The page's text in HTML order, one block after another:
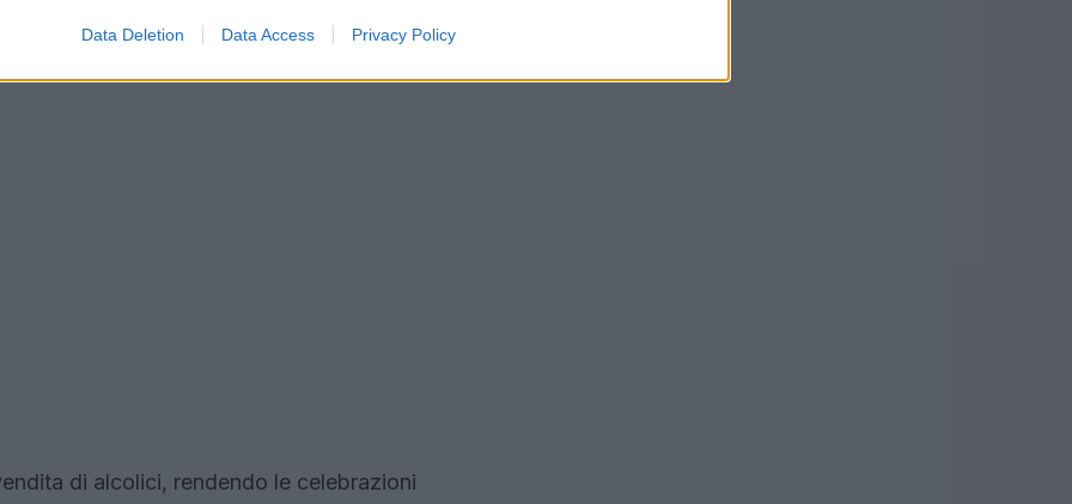
Data Deletion Data Access Privacy Policy
di alcolici, rendendo le celebrazioni